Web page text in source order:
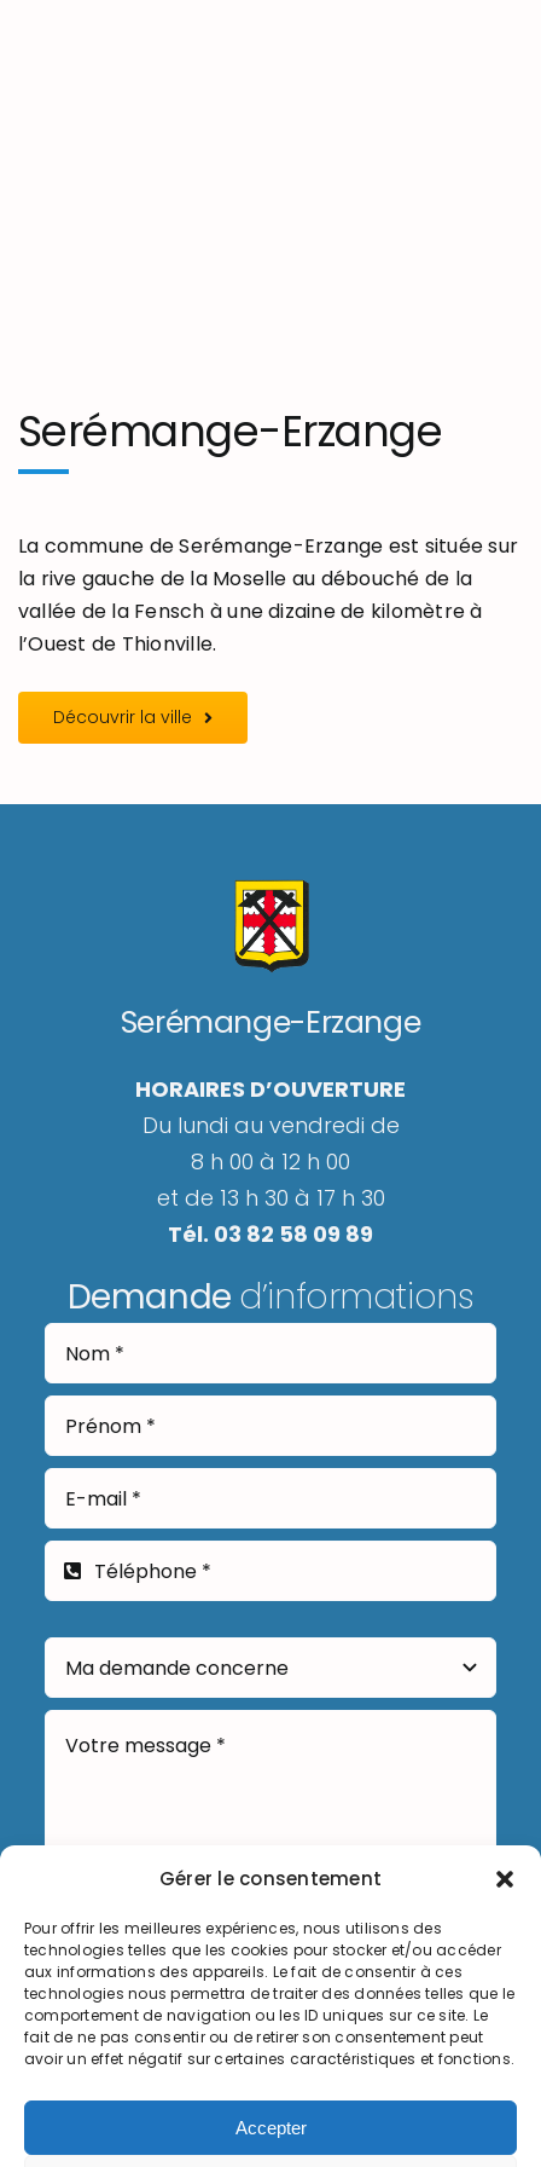
Gérer le consentement
Pour offrir les meilleures expériences, nous utilisons des
technologies telles que les cookies pour stocker et/ou accéder
aux informations des appareils. Le fait de consentir à ces
technologies nous permettra de traiter des données telles que le
comportement de navigation ou les ID uniques sur ce site. Le
fait de ne pas consentir ou de retirer son consentement peut
avoir un effet négatif sur certaines caractéristiques et fonctions.
Accepter
Serémange-Erzange
La commune de Serémange-Erzange est située sur
la rive gauche de la Moselle au débouché de la
vallée de la Fensch à une dizaine de kilomètre à
l’Ouest de Thionville.
Découvrir la ville
Serémange-Erzange
HORAIRES D’OUVERTURE
Du lundi au vendredi de
8 h 00 à 12 h 00
et de 13 h 30 à 17 h 30
Tél. 03 82 58 09 89
Demande d’informations
Envoyer
Informations légales
Politique de cookies (UE)